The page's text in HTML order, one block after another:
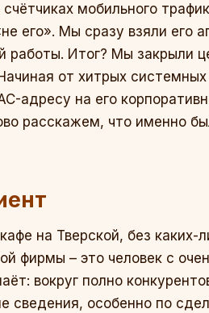
мобильного
его». Мы сразу взяли его
работы. Итог? Мы закрыли
от хитрых
адресу на его
расскажем, что именно
на Тверской, без каких-
фирмы – это человек с
вокруг полно
сведения, особенно по